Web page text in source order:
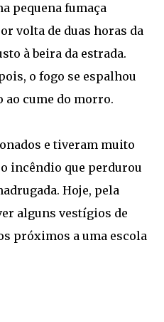
pequena fumaça
volta de duas horas da
à beira da estrada.
o fogo se espalhou
ao cume do morro.
e tiveram muito
incêndio que perdurou
Hoje, pela
alguns vestígios de
próximos a uma escola